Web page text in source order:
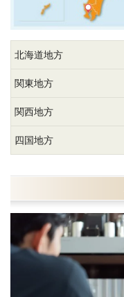
北海道地方
関東地方
関西地方
四国地方